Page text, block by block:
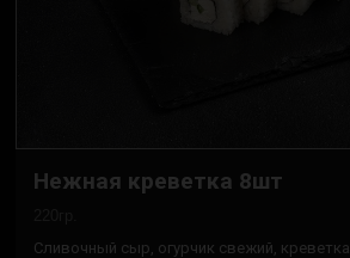
Нежная креветка 8шт
Сливочный сыр, огурчик свежий, креветка.